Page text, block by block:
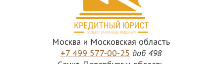
Москва и Московская область
+7 499 577-00-25 доб 498